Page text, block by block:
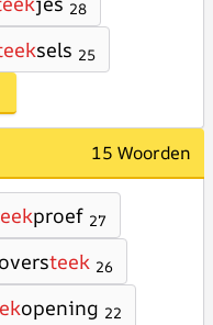
28
sels 25
15 Woorden
proef 27
teek 26
opening 22